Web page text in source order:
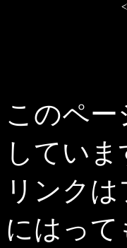
このペー
していま
リンク
にはって